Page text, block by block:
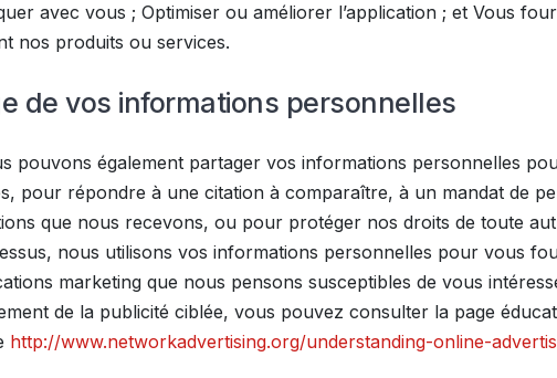
avec vous ; Optimiser ou améliorer l’application ; et Vous
nos produits ou services.
de vos informations personnelles
pouvons également partager vos informations personnelles
pour répondre à une citation à comparaître, à un mandat de
que nous recevons, ou pour protéger nos droits de toute
nous utilisons vos informations personnelles pour vous
marketing que nous pensons susceptibles de vous
de la publicité ciblée, vous pouvez consulter la page
http://www.networkadvertising.org/understanding-online-